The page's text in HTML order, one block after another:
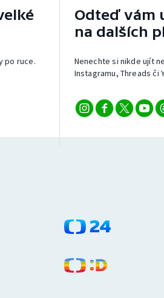
po ruce.
Odteď vám
na dalších
Nenechte si nikde ujít
Instagramu, Threads či